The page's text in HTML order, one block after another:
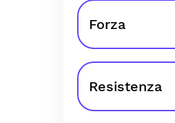
Forza
Resistenza